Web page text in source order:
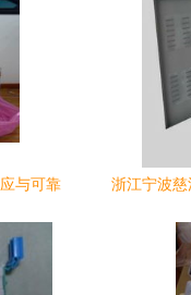
与可靠
浙江宁波